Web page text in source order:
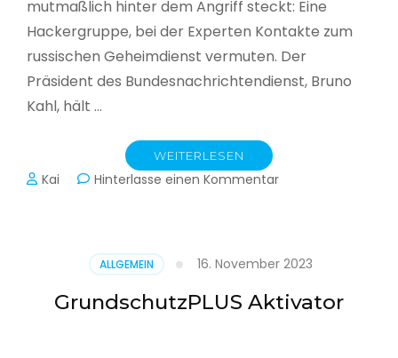
mutmaßlich hinter dem Angriff steckt: Eine
Hackergruppe, bei der Experten Kontakte zum
russischen Geheimdienst vermuten. Der
Präsident des Bundesnachrichtendienst, Bruno
Kahl, hält …
WEITERLESEN
Kai Hinterlasse einen Kommentarzu
Schlacht
im
Netz
ALLGEMEIN 16. November 2023
GrundschutzPLUS Aktivator